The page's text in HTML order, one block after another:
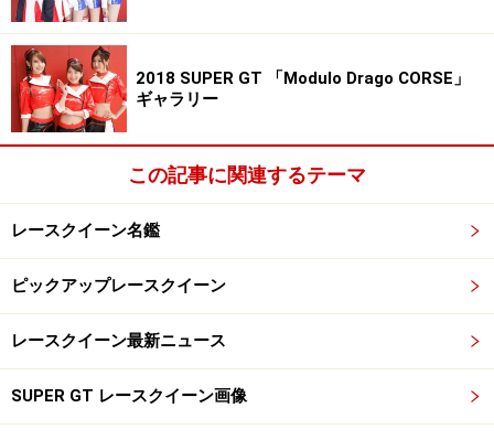
2018 SUPER GT 「Modulo Drago CORSE」
ギャラリー
この記事に関連するテーマ
レースクイーン名鑑
ピックアップレースクイーン
レースクイーン最新ニュース
SUPER GT レースクイーン画像